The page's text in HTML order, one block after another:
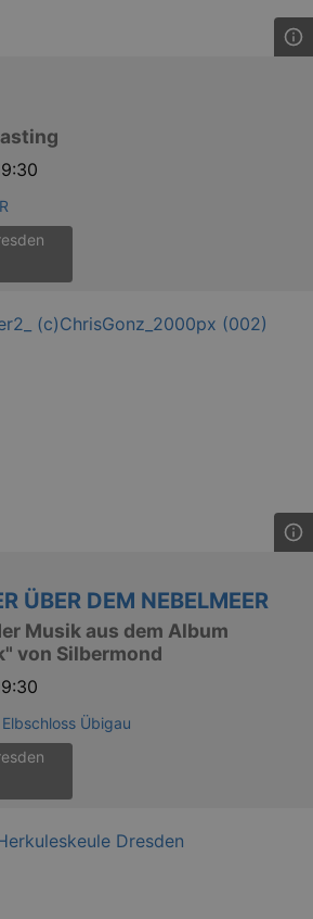
ÜBER DEM NEBELMEER
Musik aus dem Album
von Silbermond
Übigau